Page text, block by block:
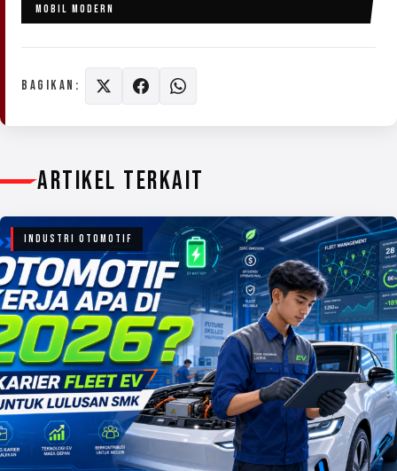
MOBIL MODERN
BAGIKAN:
ARTIKEL TERKAIT
INDUSTRI OTOMOTIF